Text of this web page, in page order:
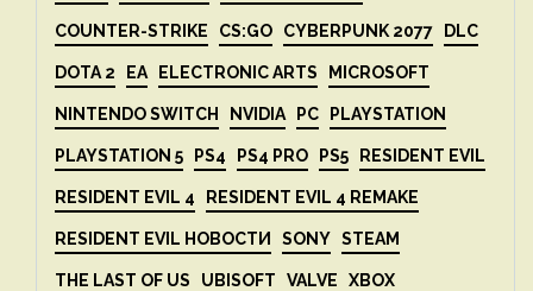
COUNTER-STRIKE CS:GO CYBERPUNK 2077 DLC
DOTA 2 EA ELECTRONIC ARTS MICROSOFT
NINTENDO SWITCH NVIDIA PC PLAYSTATION
PLAYSTATION 5 PS4 PS4 PRO PS5 RESIDENT EVIL
RESIDENT EVIL 4 RESIDENT EVIL 4 REMAKE
RESIDENT EVIL НОВОСТИ SONY STEAM
THE LAST OF US UBISOFT VALVE XBOX